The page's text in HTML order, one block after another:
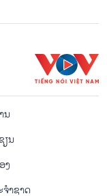
ນ
ນ
ງ
ຳຊາດ